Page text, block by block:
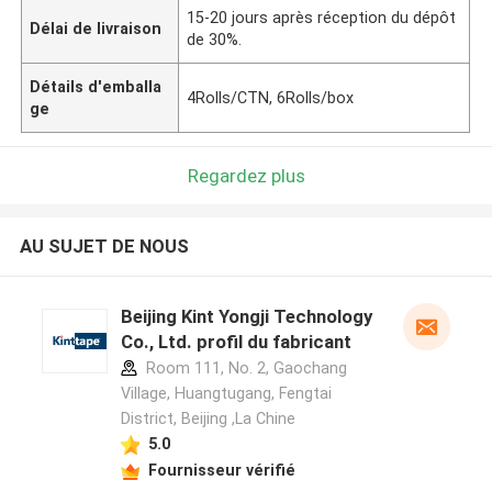
Délai de livraison
15-20 jours après réception du dépôt
de 30%.
Détails d'emballa
ge
4Rolls/CTN, 6Rolls/box
Regardez plus
AU SUJET DE NOUS
Beijing Kint Yongji Technology
Co., Ltd. profil du fabricant
Room 111, No. 2, Gaochang
Village, Huangtugang, Fengtai
District, Beijing ,La Chine
5.0
Fournisseur vérifié